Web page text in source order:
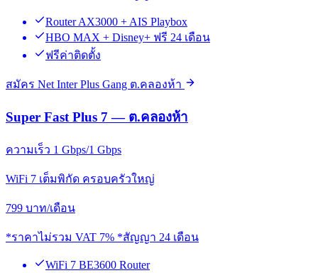
Router AX3000 + AIS Playbox
HBO MAX + Disney+ ฟรี 24 เดือน
ฟรีค่าติดตั้ง
สมัคร Net Inter Plus Gang ต.คลองห้า
Super Fast Plus 7 — ต.คลองห้า
ความเร็ว 1 Gbps/1 Gbps
WiFi 7 เต็มพิกัด ครอบครัวใหญ่
799 บาท/เดือน
*ราคาไม่รวม VAT 7% *สัญญา 24 เดือน
WiFi 7 BE3600 Router